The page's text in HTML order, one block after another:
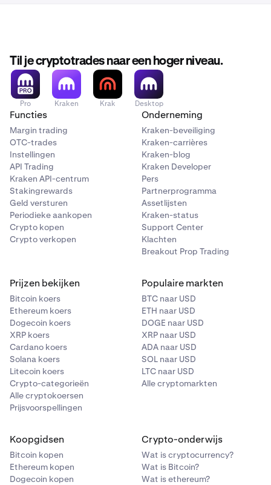
Til je cryptotrades naar een hoger niveau.
Pro Kraken Krak Desktop
Functies
Margin trading
OTC-trades
Instellingen
API Trading
Kraken API-centrum
Stakingrewards
Geld versturen
Periodieke aankopen
Crypto kopen
Crypto verkopen
Onderneming
Kraken-beveiliging
Kraken-carrières
Kraken-blog
Kraken Developer
Pers
Partnerprogramma
Assetlijsten
Kraken-status
Support Center
Klachten
Breakout Prop Trading
Prijzen bekijken
Bitcoin koers
Ethereum koers
Dogecoin koers
XRP koers
Cardano koers
Solana koers
Litecoin koers
Crypto-categorieën
Alle cryptokoersen
Prijsvoorspellingen
Populaire markten
BTC naar USD
ETH naar USD
DOGE naar USD
XRP naar USD
ADA naar USD
SOL naar USD
LTC naar USD
Alle cryptomarkten
Koopgidsen
Bitcoin kopen
Ethereum kopen
Dogecoin kopen
Crypto-onderwijs
Wat is cryptocurrency?
Wat is Bitcoin?
Wat is ethereum?